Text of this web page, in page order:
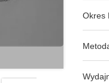
Okres